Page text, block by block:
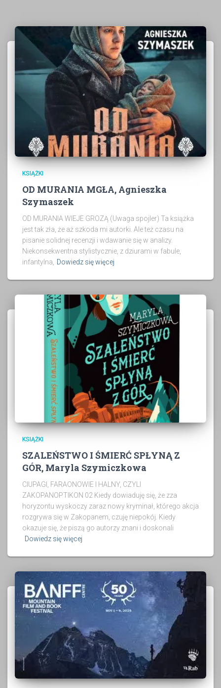
KSIĄŻKI
OD MURANIA MGŁA, Agnieszka
Szymaszek
OD MURANIA WIEJE GROZĄ (Uwaga spojler) Ta książka
jest tak zła, że aż szkoda mi autorki. Ale też czasu na
pisanie solidnej recenzji i wdawanie się w analizy.
Niekonsekwentna stylistycznie, z dziurami w fabule,
infantylna,
Dowiedz się więcej
KSIĄŻKI
SZALEŃSTWO I ŚMIERĆ SPŁYNĄ Z
GÓR, Maryla Szymiczkowa
CIUPAGI, FARAONOWIE I HALNY, CZYLI
ZAKOPANOPTIKON 02 Kiedy dowiaduję się, że zza
horyzontu wyskoczy zaraz nowy kryminał, którego akcja
rozgrywa się w Zakopanem, czuję niepokój. Kiedy
okazuje się, że piszą go autorzy znani i doskonali
Dowiedz się więcej